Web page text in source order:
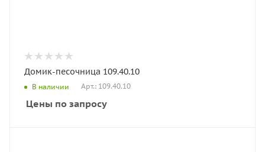
Домик-песочница 109.40.10
В наличии Арт.: 109.40.10
Цены по запросу